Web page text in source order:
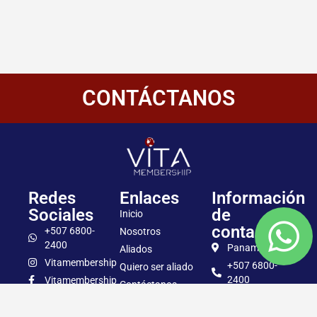
CONTÁCTANOS
Redes
Sociales
+507 6800-
2400
Vitamembership
Vitamembership
Enlaces
Inicio
Nosotros
Aliados
Quiero ser aliado
Contáctanos
Información
de
contacto
Panamá
+507 6800-
2400